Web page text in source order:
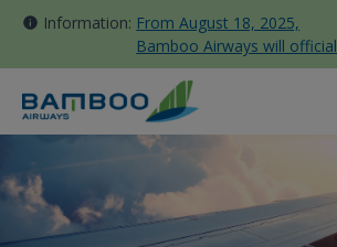
Information: From August 18, 2025,
Bamboo Airways will
move all domestic flights to
Tan Son Nhat Terminal T3
特别餐食 - Bamboo